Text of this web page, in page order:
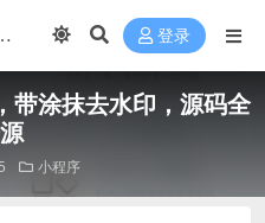
登录
带涂抹去水印，源码全
小程序